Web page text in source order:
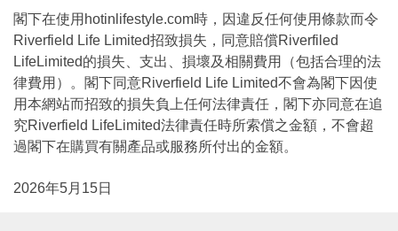
閣下在使用hotinlifestyle.com時，因違反任何使用條款而令
Riverfield Life Limited招致損失，同意賠償Riverfiled
LifeLimited的損失、支出、損壞及相關費用（包括合理的法
律費用）。閣下同意Riverfield Life Limited不會為閣下因使
用本網站而招致的損失負上任何法律責任，閣下亦同意在追
究Riverfield LifeLimited法律責任時所索償之金額，不會超
過閣下在購買有關產品或服務所付出的金額。
2026年5月15日